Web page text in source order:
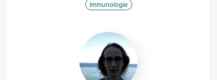
Immunologie
Meriem
Rodary